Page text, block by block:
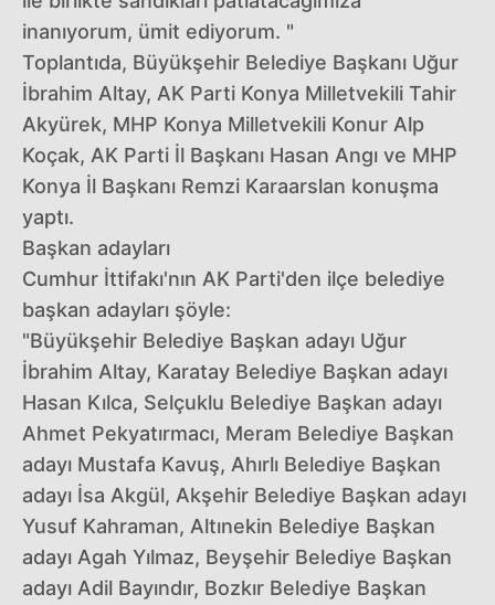
inanıyorum, ümit ediyorum. "
Toplantıda, Büyükşehir Belediye Başkanı Uğur
İbrahim Altay, AK Parti Konya Milletvekili Tahir
Akyürek, MHP Konya Milletvekili Konur Alp
Koçak, AK Parti İl Başkanı Hasan Angı ve MHP
Konya İl Başkanı Remzi Karaarslan konuşma
yaptı.
Başkan adayları
Cumhur İttifakı'nın AK Parti'den ilçe belediye
başkan adayları şöyle:
"Büyükşehir Belediye Başkan adayı Uğur
İbrahim Altay, Karatay Belediye Başkan adayı
Hasan Kılca, Selçuklu Belediye Başkan adayı
Ahmet Pekyatırmacı, Meram Belediye Başkan
adayı Mustafa Kavuş, Ahırlı Belediye Başkan
adayı İsa Akgül, Akşehir Belediye Başkan adayı
Yusuf Kahraman, Altınekin Belediye Başkan
adayı Agah Yılmaz, Beyşehir Belediye Başkan
adayı Adil Bayındır, Bozkır Belediye Başkan